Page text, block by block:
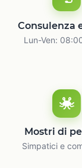
Consulenza
Lun-Ven:
Mostri di
Simpatici e